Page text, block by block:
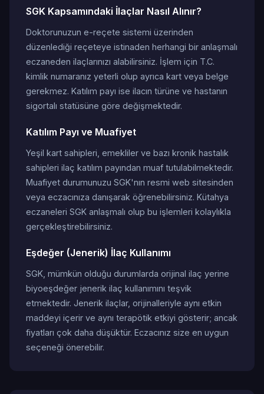
SGK Kapsamındaki İlaçlar Nasıl Alınır?
Doktorunuzun e-reçete sistemi üzerinden
düzenlediği reçeteye istinaden herhangi bir anlaşmalı
eczaneden ilaçlarınızı alabilirsiniz. İşlem için T.C.
kimlik numaranız yeterli olup ayrıca kart veya belge
gerekmez. Katılım payı ise ilacın türüne ve hastanın
sigortalı statüsüne göre değişmektedir.
Katılım Payı ve Muafiyet
Yeşil kart sahipleri, emekliler ve bazı kronik hastalık
sahipleri ilaç katılım payından muaf tutulabilmektedir.
Muafiyet durumunuzu SGK'nın resmi web sitesinden
veya eczacınıza danışarak öğrenebilirsiniz. Kütahya
eczaneleri SGK anlaşmalı olup bu işlemleri kolaylıkla
gerçekleştirebilirsiniz.
Eşdeğer (Jenerik) İlaç Kullanımı
SGK, mümkün olduğu durumlarda orijinal ilaç yerine
biyoeşdeğer jenerik ilaç kullanımını teşvik
etmektedir. Jenerik ilaçlar, orijinalleriyle aynı etkin
maddeyi içerir ve aynı terapötik etkiyi gösterir; ancak
fiyatları çok daha düşüktür. Eczacınız size en uygun
seçeneği önerebilir.